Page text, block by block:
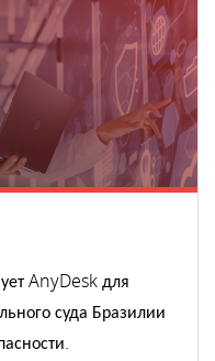
AnyDesk для
суда Бразилии